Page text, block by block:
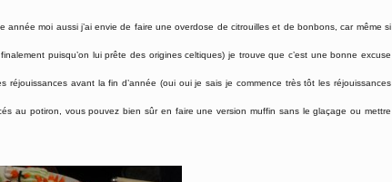
année moi aussi j’ai envie de faire une overdose de citrouilles et de bonbons, car même si
puisqu’on lui prête des origines celtiques) je trouve que c’est une bonne excuse
réjouissances avant la fin d’année (oui oui je sais je commence très tôt les réjouissances
au potiron, vous pouvez bien sûr en faire une version muffin sans le glaçage ou mettre